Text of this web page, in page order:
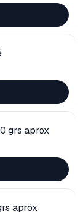
grs aprox
apróx